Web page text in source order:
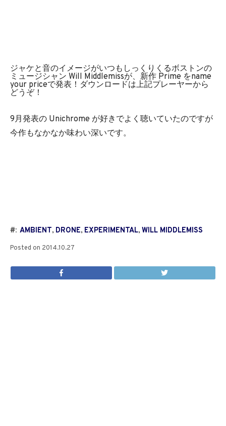
ジャケと音のイメージがいつもしっくりくるボストンの
ミュージシャン Will Middlemissが、新作 Prime をname
your priceで発表！ダウンロードは上記プレーヤーから
どうぞ！
9月発表の Unichrome が好きでよく聴いていたのですが
今作もなかなか味わい深いです。
#: AMBIENT, DRONE, EXPERIMENTAL, WILL MIDDLEMISS
Posted on 2014.10.27